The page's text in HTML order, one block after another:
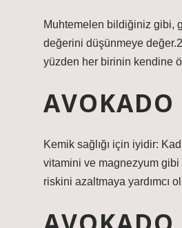
Muhtemelen bildiğiniz gibi,
değerini düşünmeye
yüzden her birinin kendine
AVOKADO
Kemik sağlığı için iyidir:
vitamini ve magnezyum gibi
riskini azaltmaya yardımcı